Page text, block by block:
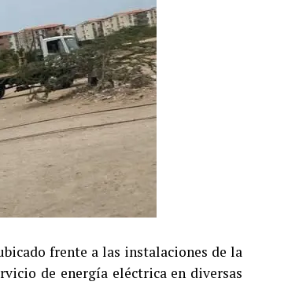
frente a las instalaciones de la
de energía eléctrica en diversas